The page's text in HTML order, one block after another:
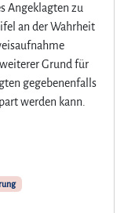
Angeklagten zu
an der Wahrheit
Grund für
gegebenenfalls
werden kann.